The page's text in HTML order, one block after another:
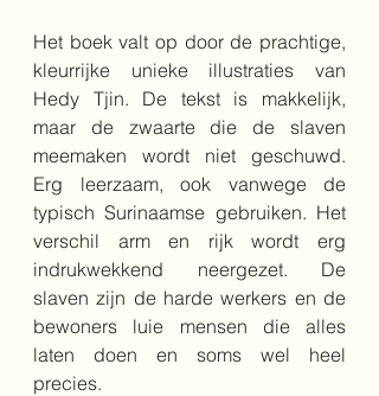
Het boek valt op door de prachtige,
kleurrijke unieke illustraties van
Hedy Tjin. De tekst is makkelijk,
maar de zwaarte die de slaven
meemaken wordt niet geschuwd.
Erg leerzaam, ook vanwege de
typisch Surinaamse gebruiken. Het
verschil arm en rijk wordt erg
indrukwekkend neergezet. De
slaven zijn de harde werkers en de
bewoners luie mensen die alles
laten doen en soms wel heel
precies.